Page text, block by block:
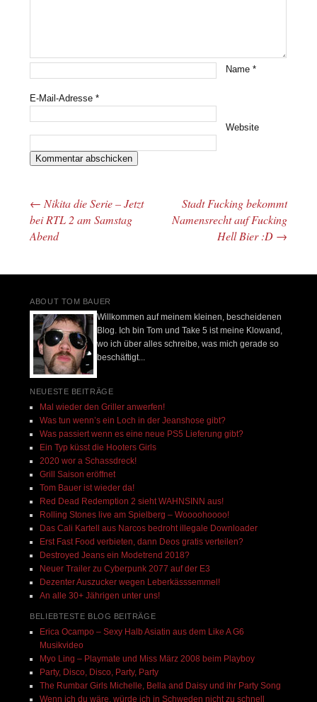
Name*
E-Mail-Adresse*
Website
Beitrags-Navigation
← Nikita die Serie – Jetzt
bei RTL 2 am Samstag
Abend
Stadt Fucking bekommt
Namensrecht auf Fucking
Hell Bier :D →
ABOUT TOM BAUER
Willkommen auf meinem kleinen, bescheidenen
Blog. Ich bin Tom und Take 5 ist meine Klowand,
wo ich über alles schreibe, was mich gerade so
beschäftigt...
NEUESTE BEITRÄGE
Mal wieder den Griller anwerfen!
Was tun wenn’s ein Loch in der Jeanshose gibt?
Was passiert wenn es eine neue PS5 Lieferung gibt?
Ein Typ küsst die Hooters Girls
2020 wor a Schassdreck!
Grill Saison eröffnet
Tom Bauer ist wieder da!
Red Dead Redemption 2 sieht WAHNSINN aus!
Rolling Stones live am Spielberg – Woooohoooo!
Das Cali Kartell aus Narcos bedroht illegale Downloader
Erst Fast Food verbieten, dann Deos gratis verteilen?
Destroyed Jeans ein Modetrend 2018?
Neuer Trailer zu Cyberpunk 2077 auf der E3
Dezenter Auszucker wegen Leberkässsemmel!
An alle 30+ Jährigen unter uns!
BELIEBTESTE BLOG BEITRÄGE
Erica Ocampo – Sexy Halb Asiatin aus dem Like A G6
Musikvideo
Myo Ling – Playmate und Miss März 2008 beim Playboy
Party, Disco, Disco, Party, Party
The Rumbar Girls Michelle, Bella and Daisy und ihr Party Song
Wenn ich du wäre, würde ich in Schweden nicht zu schnell